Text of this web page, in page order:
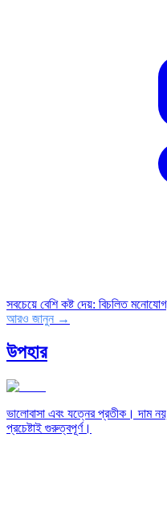
সবচেয়ে বেশি কষ্ট দেয়: বিচলিত
আরও জানুন →
উপহার
ভালোবাসা এবং যত্নের প্রতীক। দাম
প্রচেষ্টাই গুরুত্বপূর্ণ।